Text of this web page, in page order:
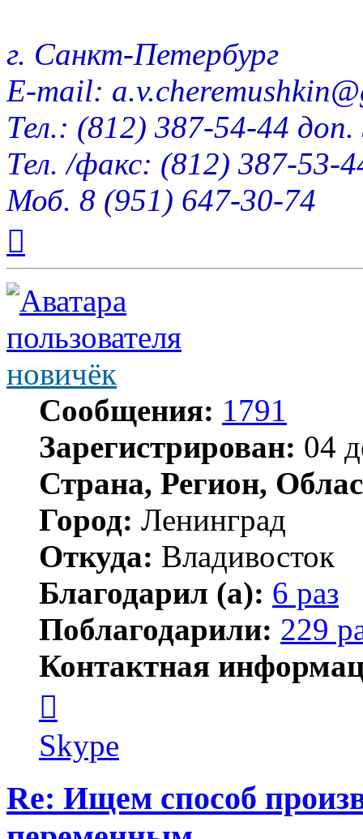
г. Санкт-Петербург
E-mail:
Тел.: (812) 387-54-44 доп.
Тел. /факс: (812) 387-53-
Моб. 8 (951) 647-30-74
началу
новичёк
Сообщения: 1791
Зарегистрирован: 04
Страна, Регион,
Город: Ленинград
Откуда: Владивосток
Благодарил (а): 6 раз
Поблагодарили: 229
Контактная
пользователя
новичёк
Skype
Re: Ищем способ